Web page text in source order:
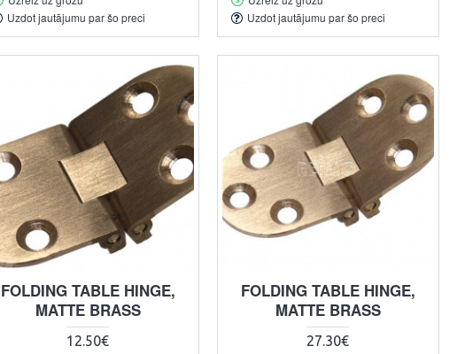
Uzdot jautājumu par šo preci
Uzdot jautājumu par šo preci
FOLDING TABLE HINGE,
MATTE BRASS
12.50€
FOLDING TABLE HINGE,
MATTE BRASS
27.30€